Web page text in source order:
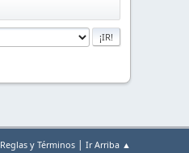
Reglas y Términos | Ir Arriba ▲